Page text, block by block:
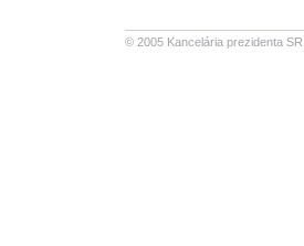
© 2005 Kancelária prezidenta SR.